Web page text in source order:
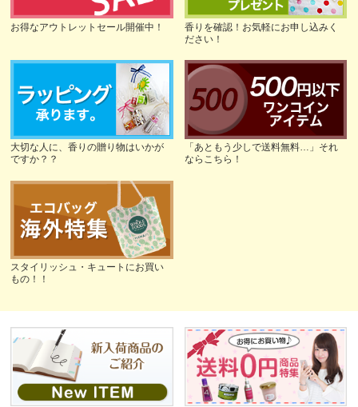
お得なアウトレットセール開催中！
香りを確認！お気軽にお申し込みく
ださい！
大切な人に、香りの贈り物はいかが
ですか？？
「あともう少しで送料無料…」それ
ならこちら！
スタイリッシュ・キュートにお買い
もの！！